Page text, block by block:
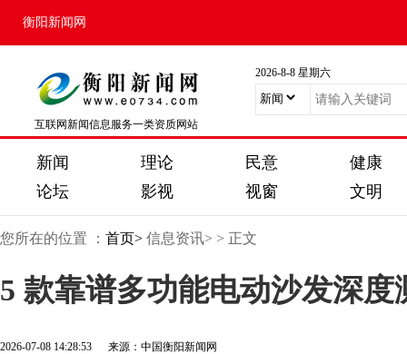
衡阳新闻网
互联网新闻信息服务一类资质网站
2026-8-8 星期六
新闻 理论 民意
健康
论坛
影视 视窗 文明
您所在的位置 ： 首页> 信息资讯> > 正文
5 款靠谱多功能电动沙发深
2026-07-08 14:28:53 来源：中国衡阳新闻网